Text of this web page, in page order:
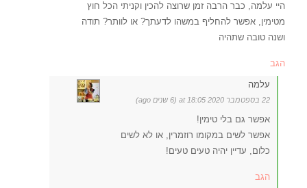
היי עלמה, כבר הרבה זמן שרוצה להכין וקניתי הכל חוץ
מטימין, אפשר להחליף במשהו לדעתך? או לוותר? תודה
ושנה טובה שתהיה
הגב
עלמה
22 בספטמבר 2020 at 18:05 (6 שנים ago)
אפשר גם בלי טימין!
אפשר לשים במקומו רוזמרין, או לא לשים
כלום, עדיין יהיה טעים טעים!
הגב